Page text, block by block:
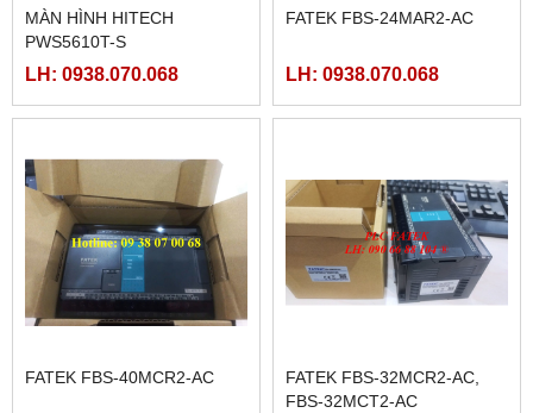
MÀN HÌNH HITECH
PWS5610T-S
LH: 0938.070.068
FATEK FBS-24MAR2-AC
LH: 0938.070.068
FATEK FBS-40MCR2-AC
FATEK FBS-32MCR2-AC,
FBS-32MCT2-AC